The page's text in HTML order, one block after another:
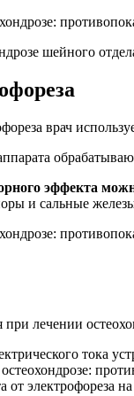
шейного
врач
эффекта
и сальные
при лечении
тока
от электрофореза